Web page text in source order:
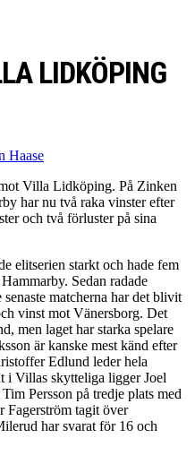
LIDKÖPING
Haase
Villa Lidköping. På Zinken
har nu två raka vinster efter
och två förluster på sina
elitserien starkt och hade fem
Sedan radade
matcherna har det blivit
vinst mot Vänersborg. Det
men laget har starka spelare
är kanske mest känd efter
Edlund leder hela
i Villas skytteliga ligger Joel
Persson på tredje plats med
Fagerström tagit över
har svarat för 16 och